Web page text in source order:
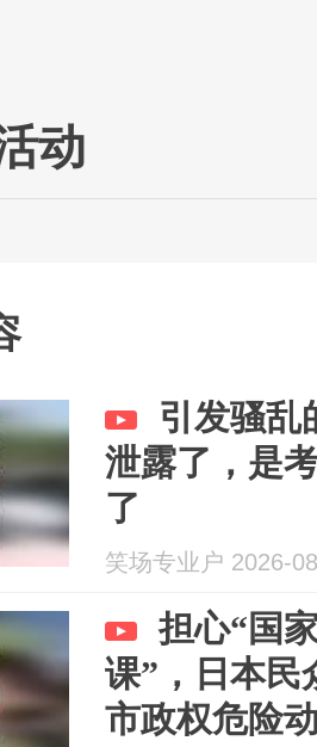
动
引发骚乱
泄露了，是
了
笑场专业户 2026-
担心“国
课”，日本民
市政权危险